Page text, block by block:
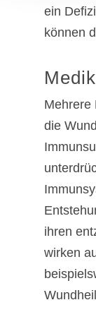
ein
können
Mehrere
die
ihren
wirken